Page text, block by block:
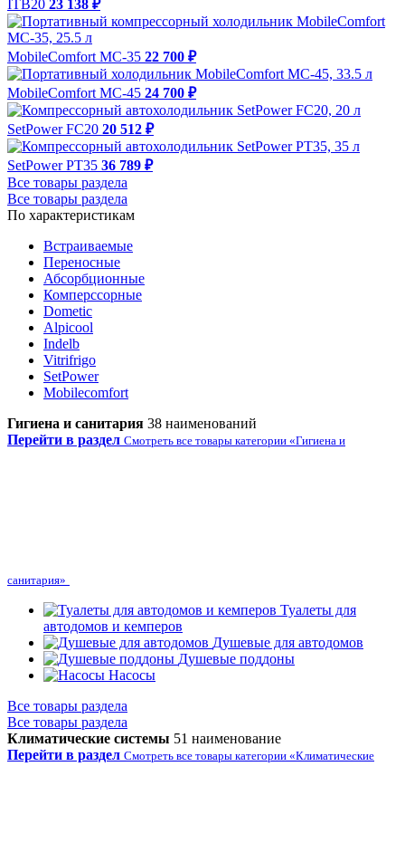
ITB20 23 138 ₽
MobileComfort MC-35 22 700 ₽
MobileComfort MC-45 24 700 ₽
SetPower FC20 20 512 ₽
SetPower PT35 36 789 ₽
Все товары раздела
Все товары раздела
По характеристикам
Встраиваемые
Переносные
Абсорбционные
Комперссорные
Dometic
Alpicool
Indelb
Vitrifrigo
SetPower
Mobilecomfort
Гигиена и санитария 38 наименований
Перейти в раздел Смотреть все товары категории «Гигиена и
санитария»
Туалеты для
автодомов и кемперов
Душевые для автодомов
Душевые поддоны
Насосы
Все товары раздела
Все товары раздела
Климатические системы 51 наименование
Перейти в раздел Смотреть все товары категории «Климатические